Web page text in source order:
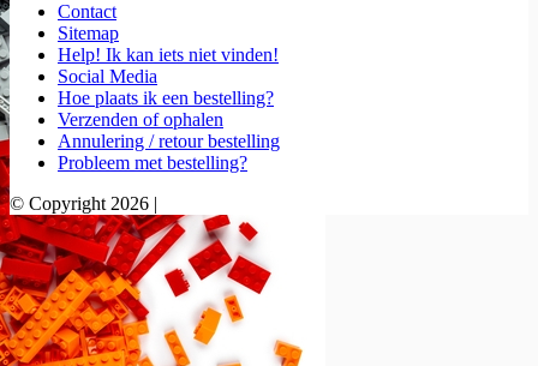
Contact
Sitemap
Help! Ik kan iets niet vinden!
Social Media
Hoe plaats ik een bestelling?
Verzenden of ophalen
Annulering / retour bestelling
Probleem met bestelling?
© Copyright 2026 |